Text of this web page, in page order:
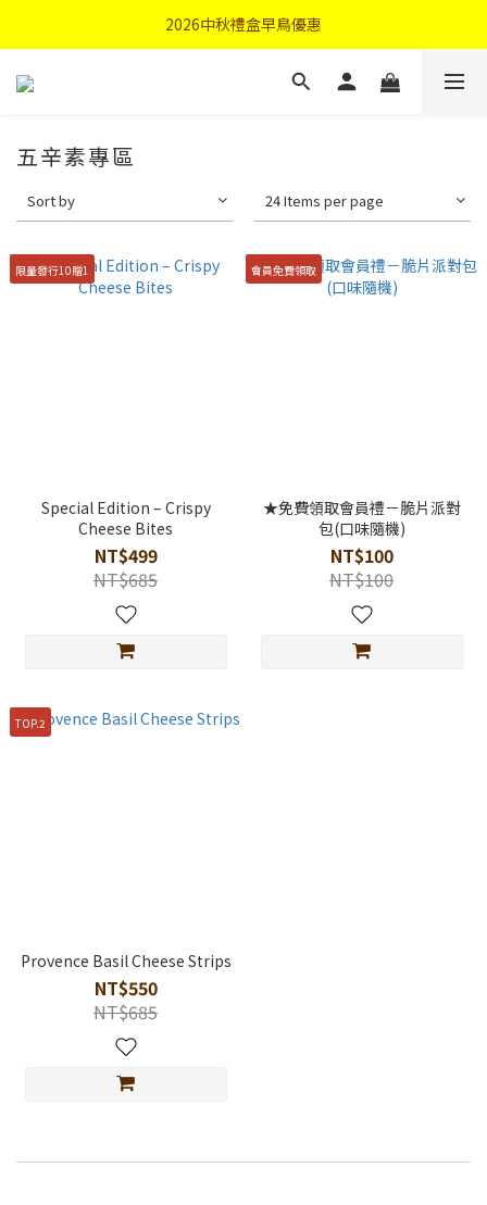
首購優惠輸入"N50"現折50元
2026中秋禮盒早鳥優惠
首購優惠輸入"N50"現折50元
五辛素專區
Sort by 24 Items per page
限量發行10贈1
Special Edition – Crispy
Cheese Bites
NT$499
NT$685
會員免費領取
★免費領取會員禮－脆片派對
包(口味隨機)
NT$100
NT$100
TOP.2
Provence Basil Cheese Strips
NT$550
NT$685